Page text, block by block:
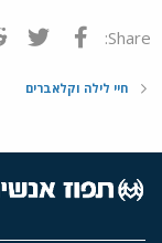
Share: פייסבוק
חיי לילה וקלאברים